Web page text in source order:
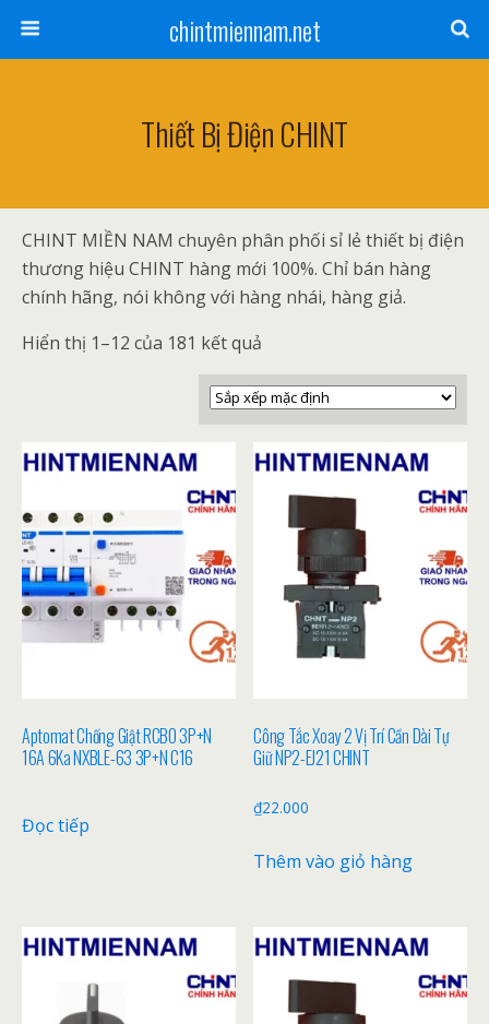
chintmiennam.net
Thiết Bị Điện CHINT
CHINT MIỀN NAM chuyên phân phối sỉ lẻ thiết bị điện
thương hiệu CHINT hàng mới 100%. Chỉ bán hàng
chính hãng, nói không với hàng nhái, hàng giả.
Hiển thị 1–12 của 181 kết quả
Aptomat Chống Giật RCBO 3P+N
16A 6Ka NXBLE-63 3P+N C16
Đọc tiếp
Công Tắc Xoay 2 Vị Trí Cần Dài Tự
Giữ NP2-EJ21 CHINT
₫22.000
Thêm vào giỏ hàng